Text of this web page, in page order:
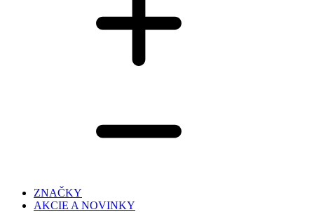
ZNAČKY
AKCIE A NOVINKY